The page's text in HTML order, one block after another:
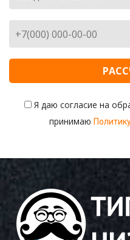
Дорхолдеры
Изделия из оргстекла
Штендеры и Roll up
Брендирование
Цифровая печать
Блокноты, календари,
Раздача полиграфии
Я даю согласие на
принимаю